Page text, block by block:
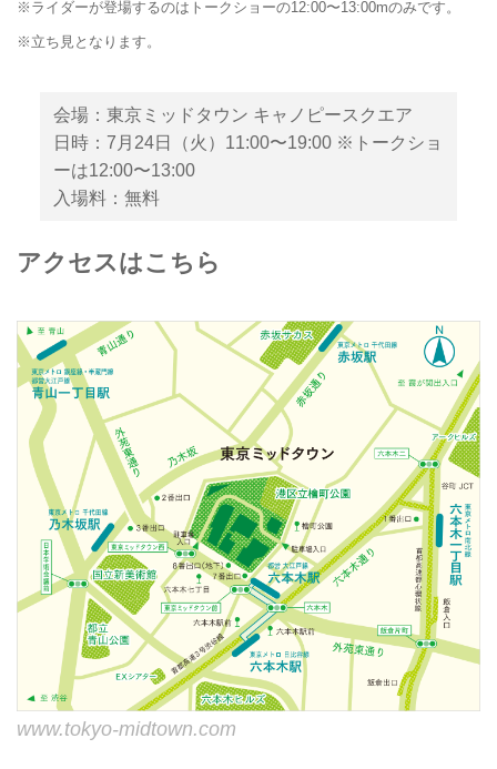
※ライダーが登場するのはトークショーの12:00〜13:00mのみです。
※立ち見となります。
会場：東京ミッドタウン キャノピースクエア
日時：7月24日（火）11:00〜19:00 ※トークショ
ーは12:00〜13:00
入場料：無料
アクセスはこちら
www.tokyo-midtown.com